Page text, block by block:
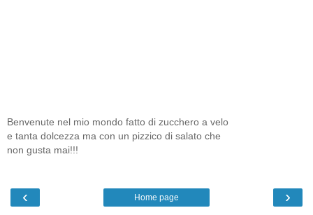
Benvenute nel mio mondo fatto di zucchero a velo
e tanta dolcezza ma con un pizzico di salato che
non gusta mai!!!
‹ ›
Home page